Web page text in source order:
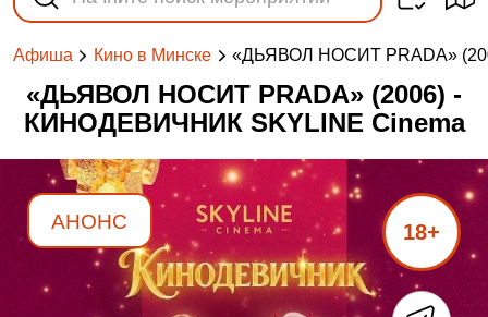
Афиша Кино в Минске «ДЬЯВОЛ НОСИТ PRADA»
«ДЬЯВОЛ НОСИТ PRADA» (2006) -
КИНОДЕВИЧНИК SKYLINE Cinema
АНОНС 18+